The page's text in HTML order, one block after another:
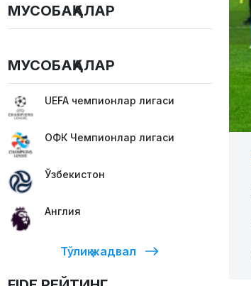
МУСОБАҚАЛАР
МУСОБАҚАЛАР
UEFA чемпионлар лигаси
ОФК Чемпионлар лигаси
Ўзбекистон
Англия
Тўлиқ жадвал